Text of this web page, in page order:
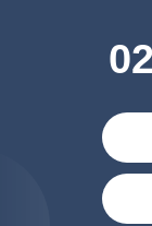
Indonesia